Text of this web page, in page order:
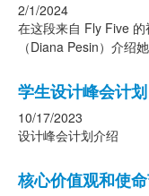
2/1/2024
在这段来自 Fly Five
（Diana Pesin）介绍
学生设计峰会计划
10/17/2023
设计峰会计划介绍
核心价值观和使